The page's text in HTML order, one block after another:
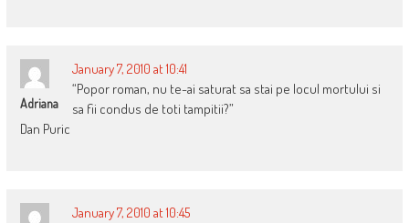
Adriana
January 7, 2010 at 10:41
“Popor roman, nu te-ai saturat sa stai pe locul mortului si
sa fii condus de toti tampitii?”
Dan Puric
January 7, 2010 at 10:45